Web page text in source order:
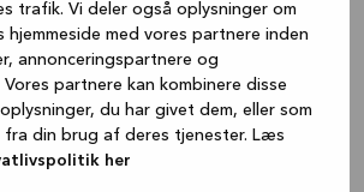
trafik. Vi deler også oplysninger om
hjemmeside med vores partnere inden
annonceringspartnere og
partnere kan kombinere disse
du har givet dem, eller som
fra din brug af deres tjenester. Læs
her